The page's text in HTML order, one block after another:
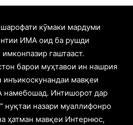
кӯмаки мардуми
ИМА оид ба рушди
гаштааст.
барои муҳтавои ин нашрия
инъикоскунандаи мавқеи
намебошад. Интишорот дар
нуқтаи назари муаллифонро
ҳатман мавқеи Интернюс,